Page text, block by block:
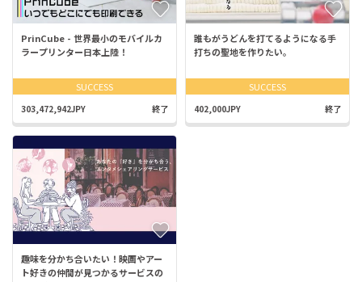
PrinCube - 世界最小のモバイルカ
ラープリンター日本上陸！
SUCCESS
303,472,942JPY 終了
誰もがうどんを打てるようになる手
打ちの聖地を作りたい。
SUCCESS
402,000JPY 終了
趣味を分かち合いたい！映画やアー
ト好きの仲間が見つかるサービスの